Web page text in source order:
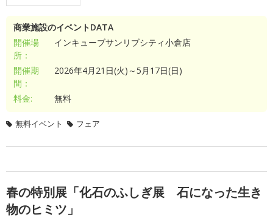
商業施設のイベントDATA
開催場
所：
インキューブサンリブシティ小倉店
開催期
間：
2026年4月21日(火)～5月17日(日)
料金: 無料
無料イベント フェア
春の特別展「化石のふしぎ展 石になった生き
物のヒミツ」